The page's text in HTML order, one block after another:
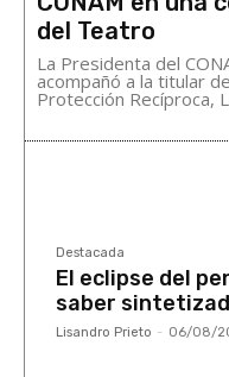
del Teatro
La Presidenta del
acompañó a la titular
Protección Recíproca,
Destacada
El eclipse del
saber
Lisandro Prieto - 06/08/